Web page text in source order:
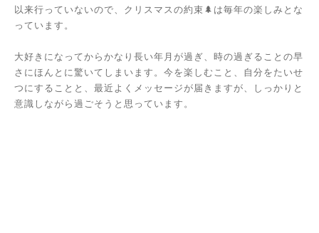
以来行っていないので、クリスマスの約束🌲は毎年の楽しみとな
っています。
大好きになってからかなり長い年月が過ぎ、時の過ぎることの早
さにほんとに驚いてしまいます。今を楽しむこと、自分をたいせ
つにすることと、最近よくメッセージが届きますが、しっかりと
意識しながら過ごそうと思っています。